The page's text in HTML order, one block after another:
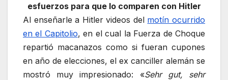
esfuerzos para que lo comparen con Hitler
Al enseñarle a Hitler videos del motín ocurrido
en el Capitolio, en el cual la Fuerza de Choque
repartió macanazos como si fueran cupones
en año de elecciones, el ex canciller alemán se
mostró muy impresionado: «Sehr gut, sehr